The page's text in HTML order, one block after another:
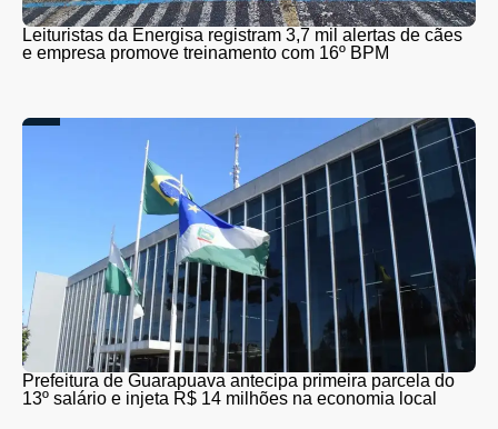
Leituristas da Energisa registram 3,7 mil alertas de cães
e empresa promove treinamento com 16º BPM
Prefeitura de Guarapuava antecipa primeira parcela do
13º salário e injeta R$ 14 milhões na economia local